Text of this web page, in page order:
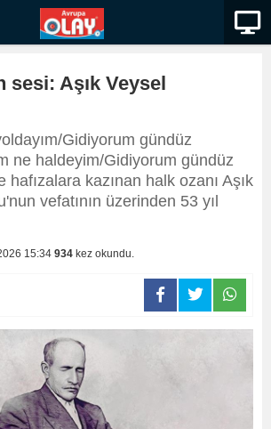
sesi: Aşık Veysel
Gidiyorum gündüz
ne haldeyim/Gidiyorum gündüz
kazınan halk ozanı Aşık
vefatının üzerinden 53 yıl
15:34 934 kez okundu.